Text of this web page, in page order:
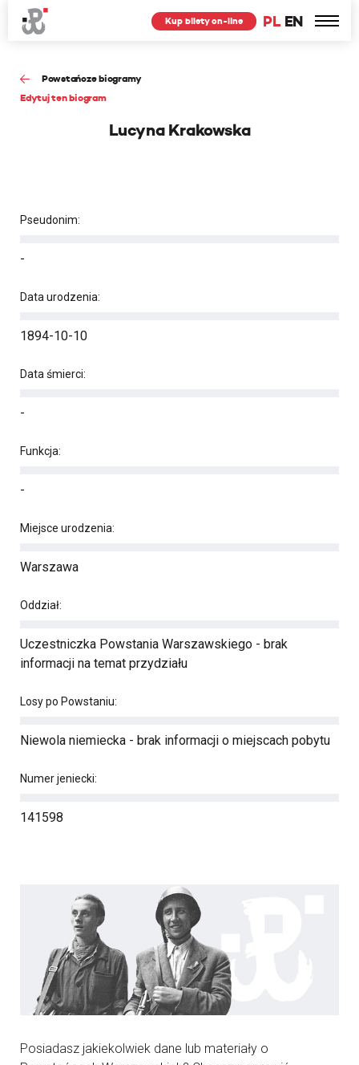
PL EN
Kup bilety on-line
Powstańcze biogramy
Edytuj ten biogram
Lucyna Krakowska
Pseudonim:
-
Data urodzenia:
1894-10-10
Data śmierci:
-
Funkcja:
-
Miejsce urodzenia:
Warszawa
Oddział:
Uczestniczka Powstania Warszawskiego - brak
informacji na temat przydziału
Losy po Powstaniu:
Niewola niemiecka - brak informacji o miejscach pobytu
Numer jeniecki:
141598
Posiadasz jakiekolwiek dane lub materiały o